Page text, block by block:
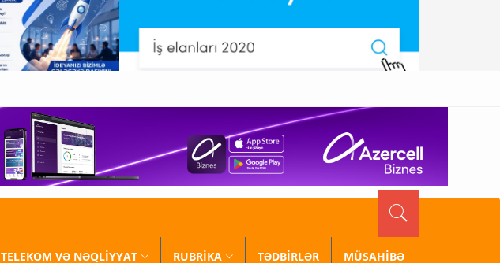
TELEKOM VƏ NƏQLİYYAT RUBRİKA TƏDBİRLƏR MÜSAHİBƏ